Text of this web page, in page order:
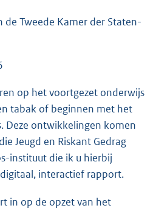
de Tweede Kamer der Staten-
op het voortgezet onderwijs
tabak of beginnen met het
Deze ontwikkelingen komen
Jeugd en Riskant Gedrag
instituut die ik u hierbij
interactief rapport.
in op de opzet van het